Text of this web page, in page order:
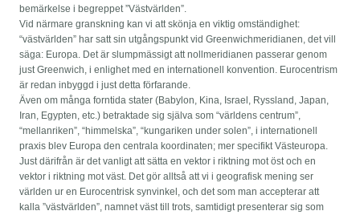
bemärkelse i begreppet ”Västvärlden”.
Vid närmare granskning kan vi att skönja en viktig omständighet:
“västvärlden” har satt sin utgångspunkt vid Greenwichmeridianen, det vill
säga: Europa. Det är slumpmässigt att nollmeridianen passerar genom
just Greenwich, i enlighet med en internationell konvention. Eurocentrism
är redan inbyggd i just detta förfarande.
Även om många forntida stater (Babylon, Kina, Israel, Ryssland, Japan,
Iran, Egypten, etc.) betraktade sig själva som “världens centrum”,
“mellanriken”, “himmelska”, “kungariken under solen”, i internationell
praxis blev Europa den centrala koordinaten; mer specifikt Västeuropa.
Just därifrån är det vanligt att sätta en vektor i riktning mot öst och en
vektor i riktning mot väst. Det gör alltså att vi i geografisk mening ser
världen ur en Eurocentrisk synvinkel, och det som man accepterar att
kalla ”västvärlden”, namnet väst till trots, samtidigt presenterar sig som